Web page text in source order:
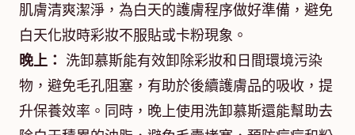
肌膚清爽潔淨，為白天的護膚程序做好準備，避免
白天化妝時彩妝不服貼或卡粉現象。
晚上： 洗卸慕斯能有效卸除彩妝和日間環境污染
物，避免毛孔阻塞，有助於後續護膚品的吸收，提
升保養效率。同時，晚上使用洗卸慕斯還能幫助去